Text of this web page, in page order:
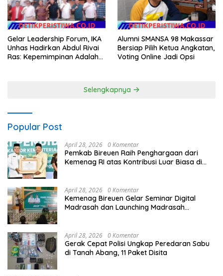
Gelar Leadership Forum, IKA
Unhas Hadirkan Abdul Rivai
Ras: Kepemimpinan Adalah
Alumni SMANSA 98 Makassar
Bersiap Pilih Ketua Angkatan,
Voting Online Jadi Opsi
Selengkapnya
Popular Post
April 28, 2026 0 Komentar
Pemkab Bireuen Raih Penghargaan dari
Kemenag RI atas Kontribusi Luar Biasa di
April 28, 2026 0 Komentar
Kemenag Bireuen Gelar Seminar Digital
Madrasah dan Launching Madrasah
April 28, 2026 0 Komentar
Gerak Cepat Polisi Ungkap Peredaran Sabu
di Tanah Abang, 11 Paket Disita